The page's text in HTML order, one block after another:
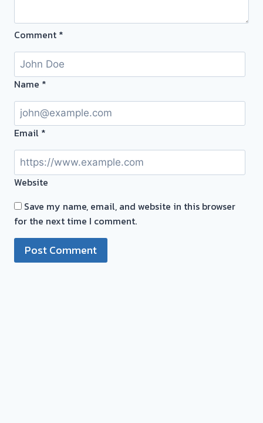
กรุงเทพ
ครับ
Comment *
Name *
Email *
Website
Save my name, email, and website in this browser
for the next time I comment.